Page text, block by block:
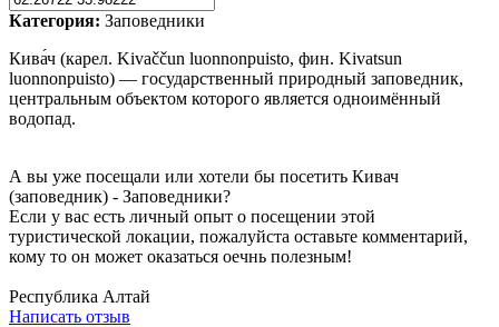
Категория: Заповедники
Кива́ч (карел. Kivaččun luonnonpuisto, фин. Kivatsun
luonnonpuisto) — государственный природный заповедник,
центральным объектом которого является одноимённый
водопад.
А вы уже посещали или хотели бы посетить Кивач
(заповедник) - Заповедники?
Если у вас есть личный опыт о посещении этой
туристической локации, пожалуйста оставьте комментарий,
кому то он может оказаться оечнь полезным!
Республика Алтай
Написать отзыв